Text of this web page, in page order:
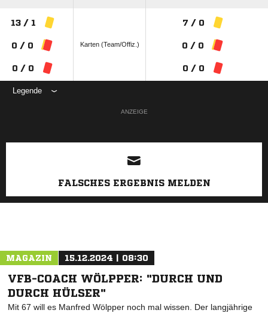
13 / 1
0 / 0
0 / 0
Karten (Team/Offiz.)
7 / 0
0 / 0
0 / 0
Legende
ANZEIGE
FALSCHES ERGEBNIS MELDEN
MAGAZIN 15.12.2024 | 08:30
VFB-COACH WÖLPPER: "DURCH UND
DURCH HÜLSER"
Mit 67 will es Manfred Wölpper noch mal wissen. Der langjährige